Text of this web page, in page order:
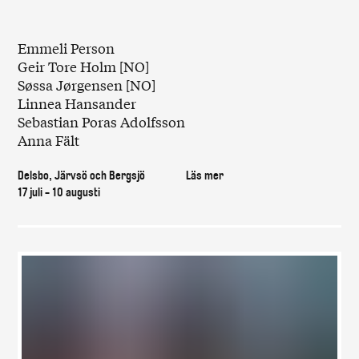
Emmeli Person
Geir Tore Holm [NO]
Søssa Jørgensen [NO]
Linnea Hansander
Sebastian Poras Adolfsson
Anna Fält
Delsbo, Järvsö och Bergsjö
17 juli - 10 augusti
Läs mer